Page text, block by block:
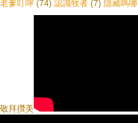
老爹叮嚀 (74) 認識牧者 (7) 隱藏嗎哪
敬拜攢美